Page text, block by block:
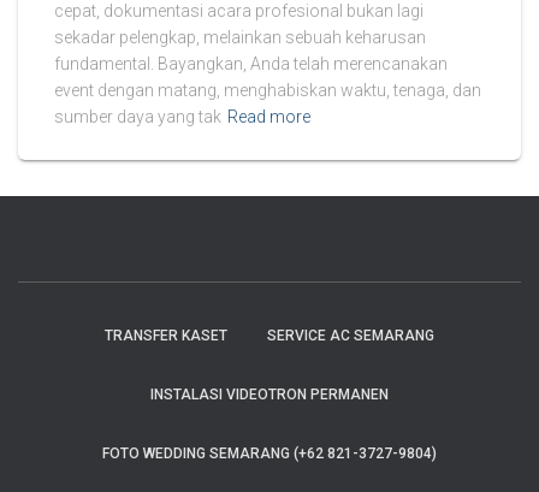
cepat, dokumentasi acara profesional bukan lagi
sekadar pelengkap, melainkan sebuah keharusan
fundamental. Bayangkan, Anda telah merencanakan
event dengan matang, menghabiskan waktu, tenaga, dan
sumber daya yang tak Read more
TRANSFER KASET SERVICE AC SEMARANG
INSTALASI VIDEOTRON PERMANEN
FOTO WEDDING SEMARANG (+62 821-3727-9804)